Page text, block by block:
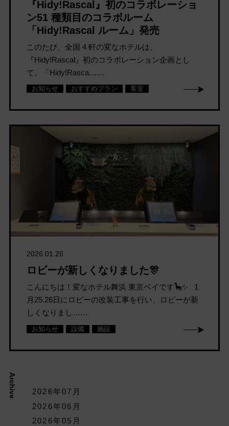
『Hidy!Rascal』初のコラボレーショ
ン51 種類目のコラボルーム
「Hidy!Rascal ルーム」発売
このたび、全国 4 軒の変なホテルは、
『Hidy!Rascal』初のコラボレーション企画とし
て、「Hidy!Rasca……
お知らせ おすすめプラン 客室
2026.01.26
ロビーが新しくなりました🎊
こんにちは！変なホテル舞浜 東京ベイです🦕✨ 1
月25.26日にロビーの改装工事を行い、ロビーが新
しくなりまし……
お知らせ 設備 施設
Archive
2026年07月
2026年06月
2026年05月